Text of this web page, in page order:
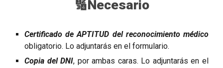
🔢Necesario
Certificado de APTITUD del reconocimiento médico
obligatorio. Lo adjuntarás en el formulario.
Copia del DNI, por ambas caras. Lo adjuntarás en el